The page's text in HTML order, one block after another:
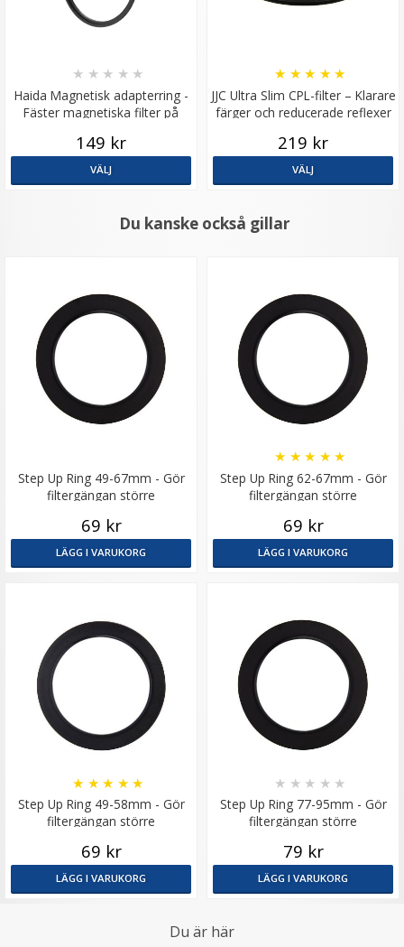
Haida Magnetisk adapterring -
Fäster magnetiska filter på
★ ★ ★ ★ ★
149 kr
VÄLJ
JJC Ultra Slim CPL-filter – Klarare
färger och reducerade reflexer
★ ★ ★ ★ ★
219 kr
VÄLJ
Du kanske också gillar
Step Up Ring 49-67mm - Gör
filtergängan större
69 kr
LÄGG I VARUKORG
Step Up Ring 62-67mm - Gör
filtergängan större
★ ★ ★ ★ ★
69 kr
LÄGG I VARUKORG
Step Up Ring 49-58mm - Gör
filtergängan större
★ ★ ★ ★ ★
69 kr
LÄGG I VARUKORG
Step Up Ring 77-95mm - Gör
filtergängan större
★ ★ ★ ★ ★
79 kr
LÄGG I VARUKORG
Du är här